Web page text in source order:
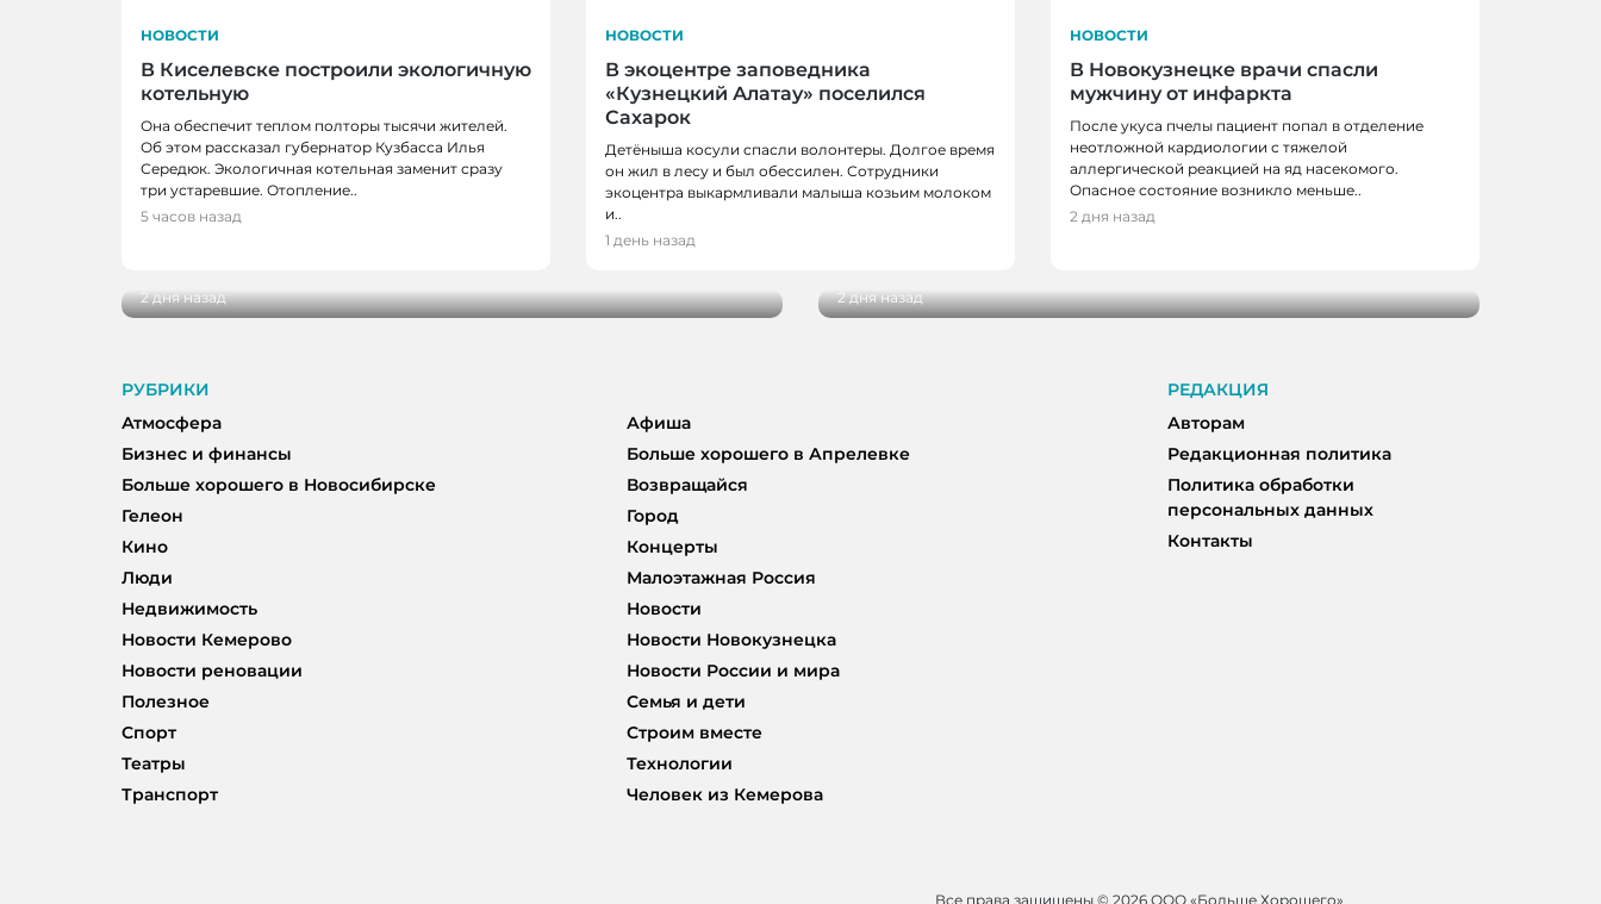
НОВОСТИ
В Киселевске построили экологичную
котельную
Она обеспечит теплом полторы тысячи жителей.
Об этом рассказал губернатор Кузбасса Илья
Середюк. Экологичная котельная заменит сразу
три устаревшие. Отопление..
5 часов назад
НОВОСТИ
В экоцентре заповедника
«Кузнецкий Алатау» поселился
Сахарок
Детёныша косули спасли волонтеры. Долгое время
он жил в лесу и был обессилен. Сотрудники
экоцентра выкармливали малыша козьим молоком
и..
1 день назад
НОВОСТИ
В Новокузнецке врачи спасли
мужчину от инфаркта
После укуса пчелы пациент попал в отделение
неотложной кардиологии с тяжелой
аллергической реакцией на яд насекомого.
Опасное состояние возникло меньше..
2 дня назад
НОВОСТИ
2 дня назад
НОВОСТИ, НОВОСТИ КЕМЕРОВО
2 дня назад
РУБРИКИ
Атмосфера
Афиша
Бизнес и финансы
Больше хорошего в Апрелевке
Больше хорошего в Новосибирске
Возвращайся
Гелеон
Город
Кино
Концерты
Люди
Малоэтажная Россия
Недвижимость
Новости
Новости Кемерово
Новости Новокузнецка
Новости реновации
Новости России и мира
Полезное
Семья и дети
Спорт
Строим вместе
Театры
Технологии
Транспорт
Человек из Кемерова
РЕДАКЦИЯ
Авторам
Редакционная политика
Политика обработки
персональных данных
Контакты
Все права защищены © 2026 ООО «Больше Хорошего»